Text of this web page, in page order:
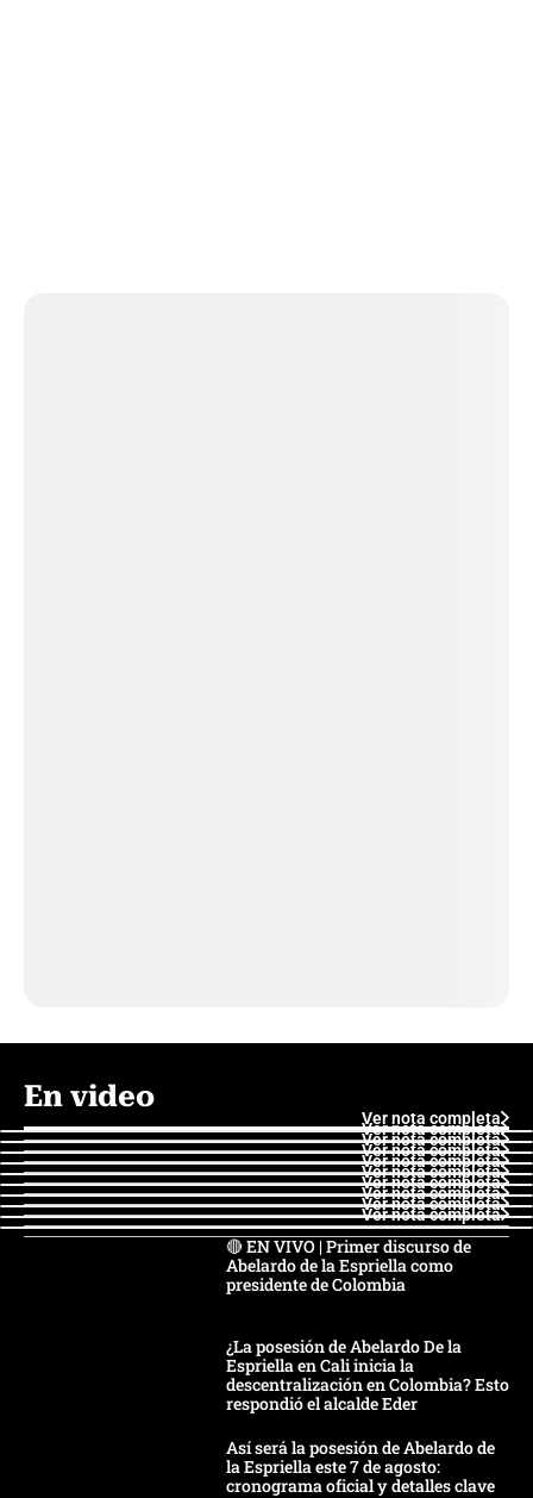
En video
Ver nota completa
Ver nota completa
Ver nota completa
Ver nota completa
Ver nota completa
Ver nota completa
Ver nota completa
Ver nota completa
Ver nota completa
Ver nota completa
🔴 EN VIVO | Primer discurso de
Abelardo de la Espriella como
presidente de Colombia
¿La posesión de Abelardo De la
Espriella en Cali inicia la
descentralización en Colombia? Esto
respondió el alcalde Eder
Así será la posesión de Abelardo de
la Espriella este 7 de agosto:
cronograma oficial y detalles clave